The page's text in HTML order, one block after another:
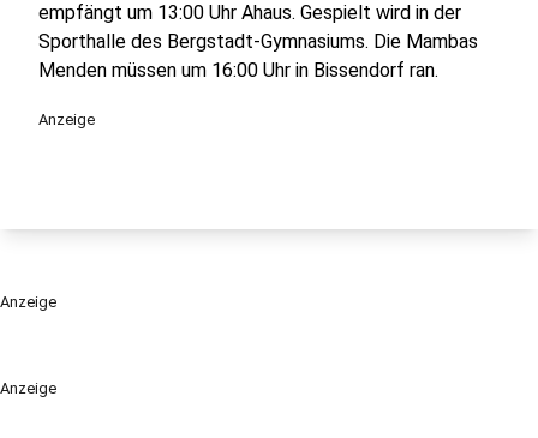
Anzeige
empfängt um 13:00 Uhr Ahaus. Gespielt wird in der
Sporthalle des Bergstadt-Gymnasiums. Die Mambas
Menden müssen um 16:00 Uhr in Bissendorf ran.
Anzeige
Anzeige